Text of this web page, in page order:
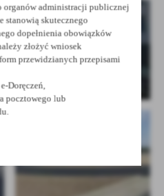
administracji publicznej
stanowią skutecznego
dopełnienia obowiązków
złożyć wniosek
przewidzianych przepisami
Doręczeń,
pocztowego lub